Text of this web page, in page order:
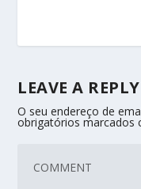
LEAVE A REPLY
O seu endereço de
obrigatórios marcados